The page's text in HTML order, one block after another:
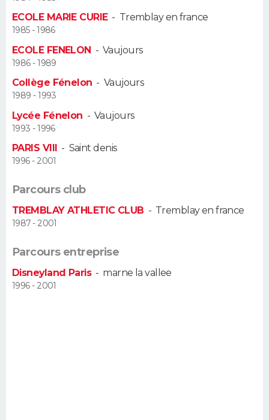
Alimentation
Guide de la santé
Maladies
Médicaments
Sommeil
VOYAGE
Destinations
City break
Voyage nature
Voyage de noces
Forum
Climat
+
PHOTO
GUIDES D'ACHAT
BONS PLANS
Carte de Noël
Carte Bonne année
Carte Saint-Valentin
Carte Pâques
Carte d'anniversaire
Dictionnaire
Biographies
Citations
Expressions
Proverbes
PROGRAMME TV
COPAINS D'AVANT
S'inscrire
Se connecter
Lycées
Collèges
Primaires
Universités
Entreprises
Service militaire
Avis de recherche
AVIS DE DÉCÈS
FORUM
ECOLE MARIE CURIE- Tremblay en france
1985 - 1986
ECOLE FENELON - Vaujours
1986 - 1989
Collège Fénelon - Vaujours
1989 - 1993
Lycée Fénelon - Vaujours
1993 - 1996
PARIS VIII - Saint denis
1996 - 2001
Parcours club
TREMBLAY ATHLETIC CLUB - Tremblay en france
1987 - 2001
Parcours entreprise
Disneyland Paris- marne la vallee
1996 - 2001